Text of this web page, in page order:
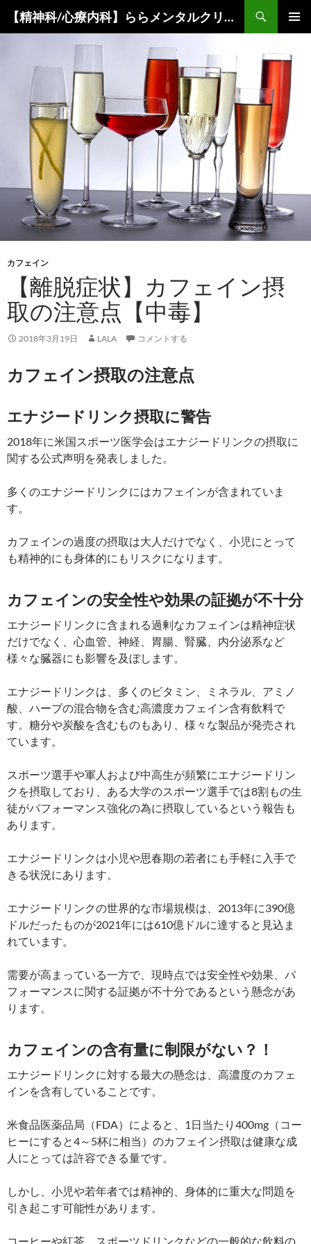
【精神科/心療内科】ららメンタルクリニック
カフェイン
【離脱症状】カフェイン摂
取の注意点【中毒】
2018年3月19日 LALA コメントする
カフェイン摂取の注意点
エナジードリンク摂取に警告
2018年に米国スポーツ医学会はエナジードリンクの摂取に
関する公式声明を発表しました。
多くのエナジードリンクにはカフェインが含まれていま
す。
カフェインの過度の摂取は大人だけでなく、小児にとって
も精神的にも身体的にもリスクになります。
カフェインの安全性や効果の証拠が不十分
エナジードリンクに含まれる過剰なカフェインは精神症状
だけでなく、心血管、神経、胃腸、腎臓、内分泌系など
様々な臓器にも影響を及ぼします。
エナジードリンクは、多くのビタミン、ミネラル、アミノ
酸、ハーブの混合物を含む高濃度カフェイン含有飲料で
す。糖分や炭酸を含むものもあり、様々な製品が発売され
ています。
スポーツ選手や軍人および中高生が頻繁にエナジードリン
クを摂取しており、ある大学のスポーツ選手では8割もの生
徒がパフォーマンス強化の為に摂取しているという報告も
あります。
エナジードリンクは小児や思春期の若者にも手軽に入手で
きる状況にあります。
エナジードリンクの世界的な市場規模は、2013年に390億
ドルだったものが2021年には610億ドルに達すると見込ま
れています。
需要が高まっている一方で、現時点では安全性や効果、パ
フォーマンスに関する証拠が不十分であるという懸念があ
ります。
カフェインの含有量に制限がない？！
エナジードリンクに対する最大の懸念は、高濃度のカフェ
インを含有していることです。
米食品医薬品局（FDA）によると、1日当たり400mg（コー
ヒーにすると4～5杯に相当）のカフェイン摂取は健康な成
人にとっては許容できる量です。
しかし、小児や若年者では精神的、身体的に重大な問題を
引き起こす可能性があります。
コーヒーや紅茶、スポーツドリンクなどの一般的な飲料の